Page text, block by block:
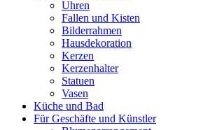
Uhren
Fallen und Kisten
Bilderrahmen
Hausdekoration
Kerzen
Kerzenhalter
Statuen
Vasen
Küche und Bad
Für Geschäfte und Künstler